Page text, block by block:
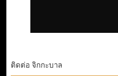
ติดต่อ จิกกะบาล